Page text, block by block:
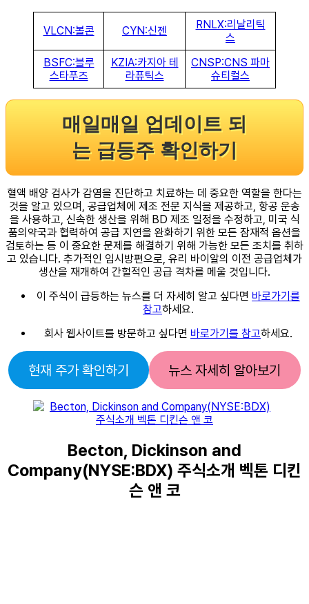
VLCN:볼콘 CYN:신젠
RNLX:리날리틱
스
BSFC:블루
스타푸즈
KZIA:카지아 테
라퓨틱스
CNSP:CNS 파마
슈티컬스
매일매일 업데이트 되
는 급등주 확인하기
혈액 배양 검사가 감염을 진단하고 치료하는 데 중요한 역할을 한다는
것을 알고 있으며, 공급업체에 제조 전문 지식을 제공하고, 항공 운송
을 사용하고, 신속한 생산을 위해 BD 제조 일정을 수정하고, 미국 식
품의약국과 협력하여 공급 지연을 완화하기 위한 모든 잠재적 옵션을
검토하는 등 이 중요한 문제를 해결하기 위해 가능한 모든 조치를 취하
고 있습니다. 추가적인 임시방편으로, 유리 바이알의 이전 공급업체가
생산을 재개하여 간헐적인 공급 격차를 메울 것입니다.
이 주식이 급등하는 뉴스를 더 자세히 알고 싶다면 바로가기를
참고하세요.
회사 웹사이트를 방문하고 싶다면 바로가기를 참고하세요.
현재 주가 확인하기 뉴스 자세히 알아보기
Becton, Dickinson and
Company(NYSE:BDX) 주식소개 벡톤 디킨
슨 앤 코